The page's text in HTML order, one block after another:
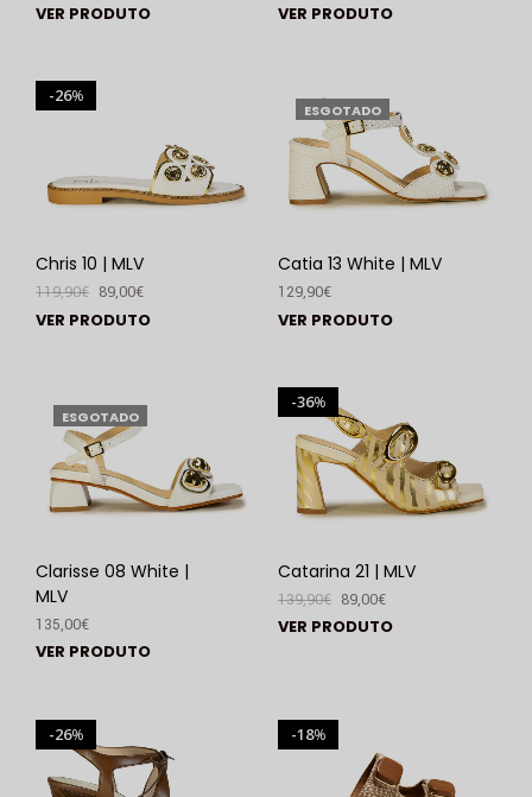
VER PRODUTO VER PRODUTO
%
26
Chris 10 | MLV
119,90€ 89,00€
VER PRODUTO
ESGOTADO
Catia 13 White | MLV
129,90€
VER PRODUTO
ESGOTADO
Clarisse 08 White |
MLV
135,00€
VER PRODUTO
%
36
Catarina 21 | MLV
139,90€ 89,00€
VER PRODUTO
%
26 %
18